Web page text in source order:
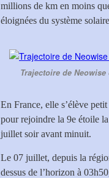
millions de km en moins
éloignées du système
Trajectoire de
En France, elle s’élève
pour rejoindre la 9e étoile
juillet soir avant minuit.
Le 07 juillet, depuis la
dessus de l’horizon à